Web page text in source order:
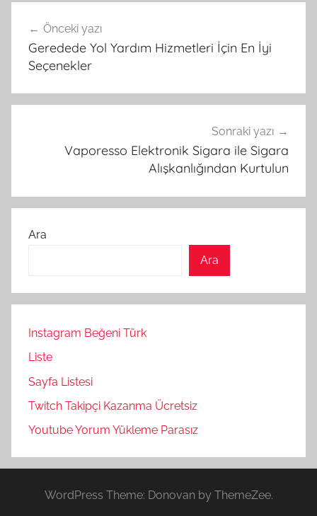
gezinmesi
Önceki yazı
Geredede Yol Yardım Hizmetleri İçin En İyi
Seçenekler
Sonraki yazı
Vaporesso Elektronik Sigara ile Sigara
Alışkanlığından Kurtulun
Ara
Ara
Instagram Beğeni Türk
Liste
Sayfa Listesi
Twitch Takipçi Kazanma Ücretsiz
Youtube Yorum Yükleme Parasız
WordPress Theme: Donovan by ThemeZee.